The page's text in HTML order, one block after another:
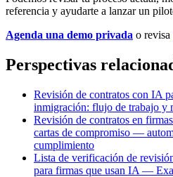
referencia y ayudarte a lanzar un
Agenda una demo privada o revisa
Perspectivas
Revisión de contratos con IA
inmigración: flujo de trabajo y
Revisión de contratos en
cartas de compromiso —
cumplimiento
Lista de verificación de
para firmas que usan IA —